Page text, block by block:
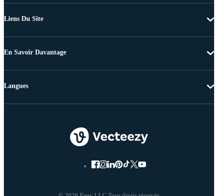
Liens Du Site
En Savoir Davantage
Langues